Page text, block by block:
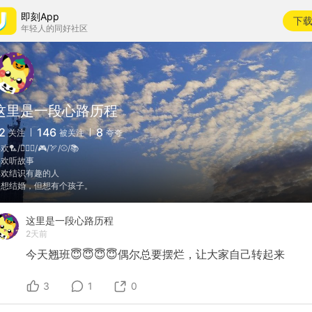
即刻App
年轻人的同好社区
下载
里是一段心路历程
关注 146 被关注 8 夸夸
🏸/🏊🏻‍♂️/🎮/🏹/⚾/📚
听故事
结识有趣的人
结婚，但想有个孩子。
这里是一段心路历程
2天前
今天翘班😇😇😇😇偶尔总要摆烂，让大家自己转起来
3 1 0